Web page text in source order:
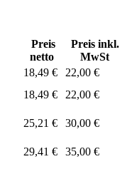
Preis
netto
Preis inkl.
MwSt
18,49 €
22,00 €
18,49 €
22,00 €
25,21 €
30,00 €
29,41 €
35,00 €